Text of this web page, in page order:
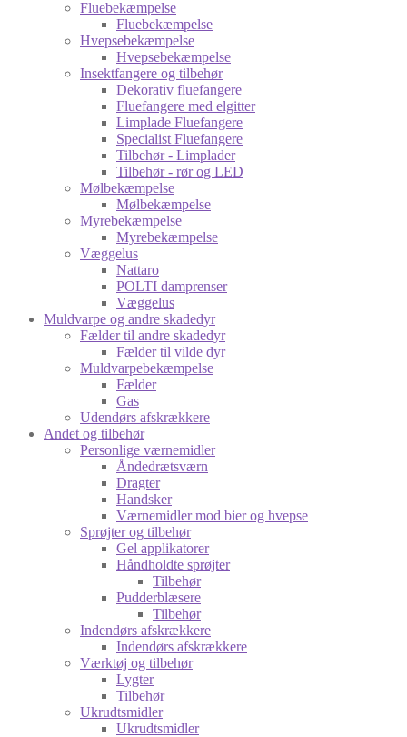
Fluebekæmpelse
Fluebekæmpelse
Hvepsebekæmpelse
Hvepsebekæmpelse
Insektfangere og tilbehør
Dekorativ fluefangere
Fluefangere med elgitter
Limplade Fluefangere
Specialist Fluefangere
Tilbehør - Limplader
Tilbehør - rør og LED
Mølbekæmpelse
Mølbekæmpelse
Myrebekæmpelse
Myrebekæmpelse
Væggelus
Nattaro
POLTI damprenser
Væggelus
Muldvarpe og andre skadedyr
Fælder til andre skadedyr
Fælder til vilde dyr
Muldvarpebekæmpelse
Fælder
Gas
Udendørs afskrækkere
Andet og tilbehør
Personlige værnemidler
Åndedrætsværn
Dragter
Handsker
Værnemidler mod bier og hvepse
Sprøjter og tilbehør
Gel applikatorer
Håndholdte sprøjter
Tilbehør
Pudderblæsere
Tilbehør
Indendørs afskrækkere
Indendørs afskrækkere
Værktøj og tilbehør
Lygter
Tilbehør
Ukrudtsmidler
Ukrudtsmidler